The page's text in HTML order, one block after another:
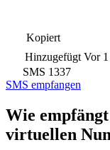
Kopiert
Hinzugefügt Vor 1
SMS 1337
SMS empfangen
Wie
virtuellen